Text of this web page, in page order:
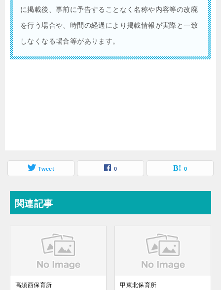
に掲載後、事前に予告することなく名称や内容等の改廃
を行う場合や、時間の経過により掲載情報が実際と一致
しなくなる場合等があります。
Tweet 0 0
関連記事
高須⻄保育所 甲東北保育所